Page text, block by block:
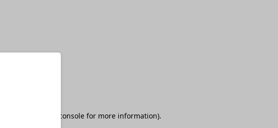
browser console for more information).